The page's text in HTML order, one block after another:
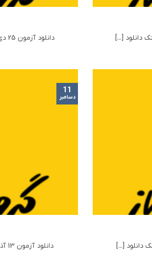
دانلود آزمون 25 دی 1404 ماز | مرحله 14 ماز در این مطلب، لینک دانلود [...]
دانلود آزمون 13 آذر 1404 ماز | مرحله 12 ماز در این مطلب، لینک دانلود [...]
11
دسامبر